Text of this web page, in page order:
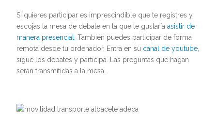
Si quieres participar es imprescindible que te registres y
escojas la mesa de debate en la que te gustaría asistir de
manera presencial. También puedes participar de forma
remota desde tu ordenador. Entra en su canal de youtube,
sigue los debates y participa. Las preguntas que hagan
serán transmitidas a la mesa.